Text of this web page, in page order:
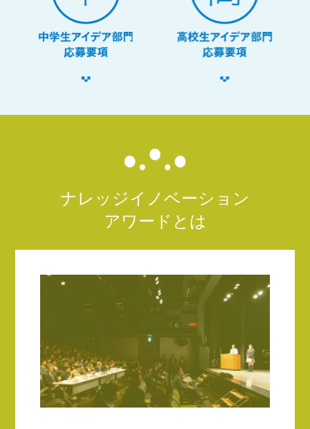
ナレッジイノベーション
アワードとは